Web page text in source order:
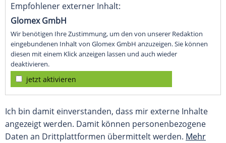
Empfohlener externer Inhalt:
Glomex GmbH
Wir benötigen Ihre Zustimmung, um den von unserer Redaktion
eingebundenen Inhalt von Glomex GmbH anzuzeigen. Sie können
diesen mit einem Klick anzeigen lassen und auch wieder
deaktivieren.
jetzt aktivieren
Ich bin damit einverstanden, dass mir externe Inhalte
angezeigt werden. Damit können personenbezogene
Daten an Drittplattformen übermittelt werden. Mehr